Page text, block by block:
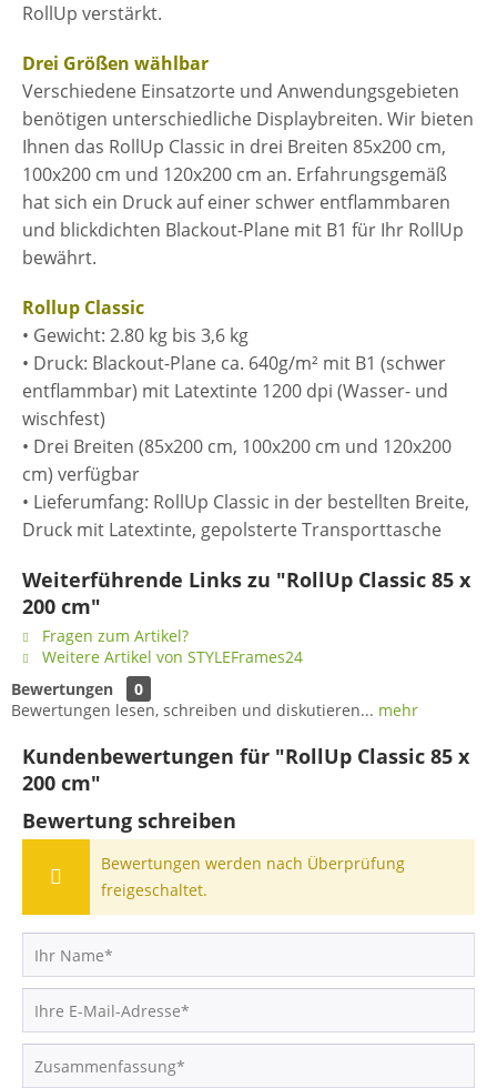
RollUp verstärkt.
Drei Größen wählbar
Verschiedene Einsatzorte und Anwendungsgebieten
benötigen unterschiedliche Displaybreiten. Wir bieten
Ihnen das RollUp Classic in drei Breiten 85x200 cm,
100x200 cm und 120x200 cm an. Erfahrungsgemäß
hat sich ein Druck auf einer schwer entflammbaren
und blickdichten Blackout-Plane mit B1 für Ihr RollUp
bewährt.
Rollup Classic
• Gewicht: 2.80 kg bis 3,6 kg
• Druck: Blackout-Plane ca. 640g/m² mit B1 (schwer
entflammbar) mit Latextinte 1200 dpi (Wasser- und
wischfest)
• Drei Breiten (85x200 cm, 100x200 cm und 120x200
cm) verfügbar
• Lieferumfang: RollUp Classic in der bestellten Breite,
Druck mit Latextinte, gepolsterte Transporttasche
Weiterführende Links zu "RollUp Classic 85 x
200 cm"
Fragen zum Artikel?
Weitere Artikel von STYLEFrames24
Bewertungen
0
Bewertungen lesen, schreiben und diskutieren... mehr
Kundenbewertungen für "RollUp Classic 85 x
200 cm"
Bewertung schreiben
Bewertungen werden nach Überprüfung
freigeschaltet.